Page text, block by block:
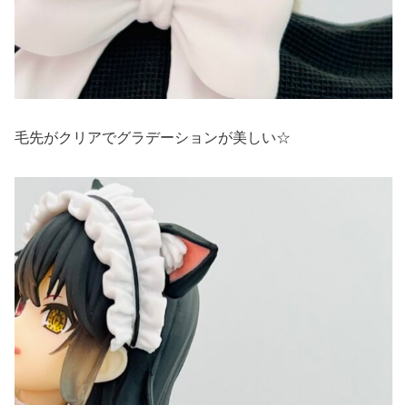
毛先がクリアでグラデーションが美しい☆